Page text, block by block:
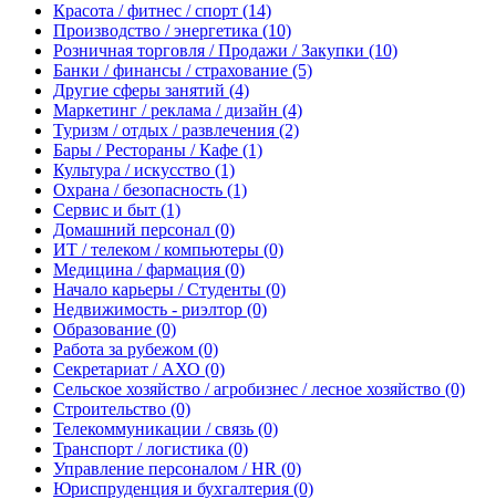
Красота / фитнес / спорт (14)
Производство / энергетика (10)
Розничная торговля / Продажи / Закупки (10)
Банки / финансы / страхование (5)
Другие сферы занятий (4)
Маркетинг / реклама / дизайн (4)
Туризм / отдых / развлечения (2)
Бары / Рестораны / Кафе (1)
Культура / искусство (1)
Охрана / безопасность (1)
Сервис и быт (1)
Домашний персонал (0)
ИТ / телеком / компьютеры (0)
Медицина / фармация (0)
Начало карьеры / Студенты (0)
Недвижимость - риэлтор (0)
Образование (0)
Работа за рубежом (0)
Секретариат / АХО (0)
Сельское хозяйство / агробизнес / лесное хозяйство (0)
Строительство (0)
Телекоммуникации / связь (0)
Транспорт / логистика (0)
Управление персоналом / HR (0)
Юриспруденция и бухгалтерия (0)